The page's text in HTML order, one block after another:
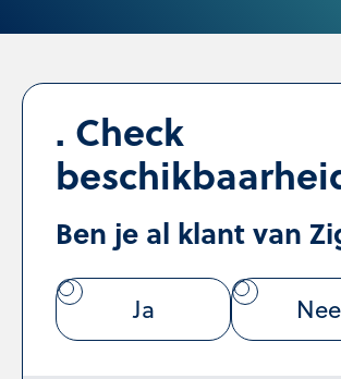
Check
Ben je al klant van
Ja Nee